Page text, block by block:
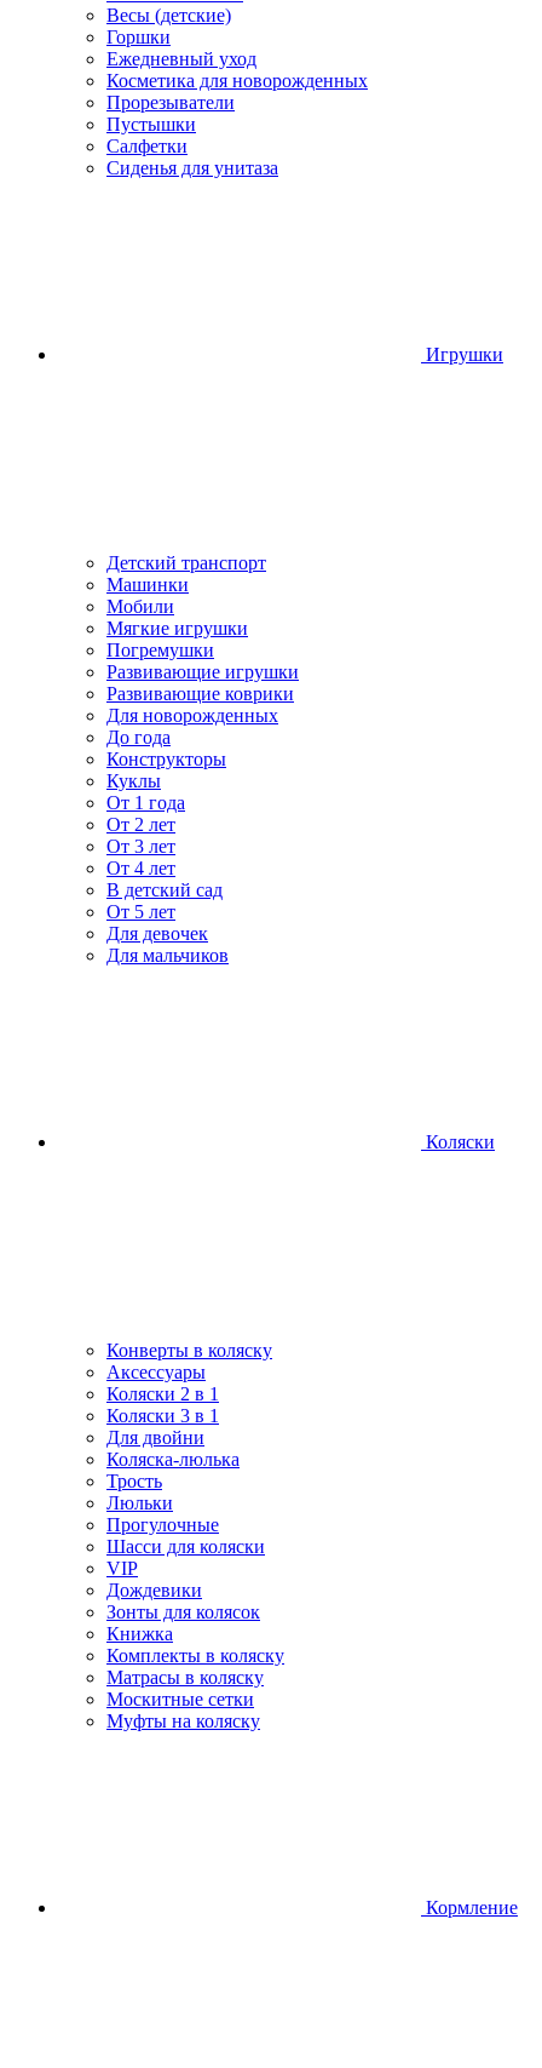
Весы (детские)
Горшки
Ежедневный уход
Косметика для новорожденных
Прорезыватели
Пустышки
Салфетки
Сиденья для унитаза
Игрушки
Детский транспорт
Машинки
Мобили
Мягкие игрушки
Погремушки
Развивающие игрушки
Развивающие коврики
Для новорожденных
До года
Конструкторы
Куклы
От 1 года
От 2 лет
От 3 лет
От 4 лет
В детский сад
От 5 лет
Для девочек
Для мальчиков
Коляски
Конверты в коляску
Аксессуары
Коляски 2 в 1
Коляски 3 в 1
Для двойни
Коляска-люлька
Трость
Люльки
Прогулочные
Шасси для коляски
VIP
Дождевики
Зонты для колясок
Книжка
Комплекты в коляску
Матрасы в коляску
Москитные сетки
Муфты на коляску
Кормление